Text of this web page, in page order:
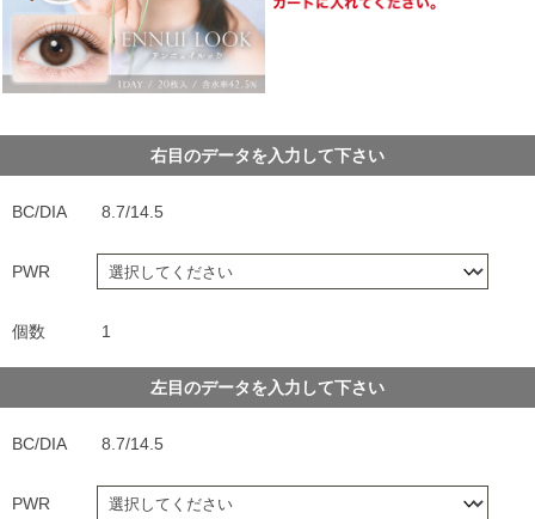
右目のデータを入力して下さい
BC/DIA 8.7/14.5
PWR
個数 1
左目のデータを入力して下さい
BC/DIA 8.7/14.5
PWR